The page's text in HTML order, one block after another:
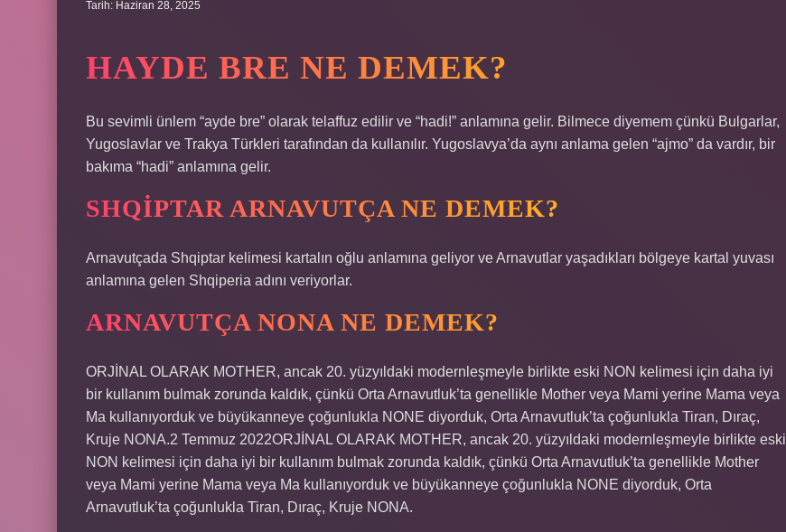
Tarih: Haziran 28, 2025
HAYDE BRE NE DEMEK?
Bu sevimli ünlem “ayde bre” olarak telaffuz edilir ve “hadi!” anlamına gelir. Bilmece diyemem çünkü Bulgarlar,
Yugoslavlar ve Trakya Türkleri tarafından da kullanılır. Yugoslavya’da aynı anlama gelen “ajmo” da vardır, bir
bakıma “hadi” anlamına gelir.
SHQIPTAR ARNAVUTÇA NE DEMEK?
Arnavutçada Shqiptar kelimesi kartalın oğlu anlamına geliyor ve Arnavutlar yaşadıkları bölgeye kartal yuvası
anlamına gelen Shqiperia adını veriyorlar.
ARNAVUTÇA NONA NE DEMEK?
ORJİNAL OLARAK MOTHER, ancak 20. yüzyıldaki modernleşmeyle birlikte eski NON kelimesi için daha iyi
bir kullanım bulmak zorunda kaldık, çünkü Orta Arnavutluk’ta genellikle Mother veya Mami yerine Mama veya
Ma kullanıyorduk ve büyükanneye çoğunlukla NONE diyorduk, Orta Arnavutluk’ta çoğunlukla Tiran, Dıraç,
Kruje NONA.2 Temmuz 2022ORJİNAL OLARAK MOTHER, ancak 20. yüzyıldaki modernleşmeyle birlikte eski
NON kelimesi için daha iyi bir kullanım bulmak zorunda kaldık, çünkü Orta Arnavutluk’ta genellikle Mother
veya Mami yerine Mama veya Ma kullanıyorduk ve büyükanneye çoğunlukla NONE diyorduk, Orta
Arnavutluk’ta çoğunlukla Tiran, Dıraç, Kruje NONA.